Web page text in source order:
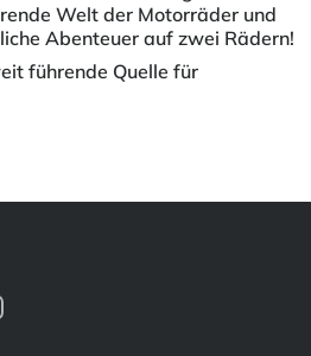
Welt der Motorräder und
Abenteuer auf zwei Rädern!
führende Quelle für